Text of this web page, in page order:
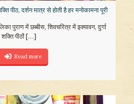
पीठ, दर्शन मात्र से होती है हर मनोकामना पूरी
पुराण में छब्बीस, शिवचरित्र में इक्यावन, दुर्गा
पीठों[…]
Read more